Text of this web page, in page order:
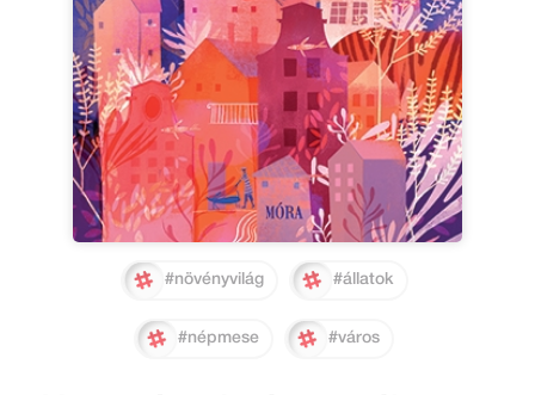
#növényvilág #állatok
#népmese #város